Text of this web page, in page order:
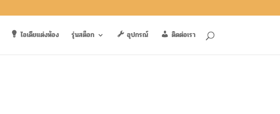
ไอเดียแต่งห้อง รุ่นสต็อก อุปกรณ์ ติดต่อเรา